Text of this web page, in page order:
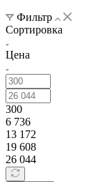
Фильтр
Сортировка
Цена
300
6 736
13 172
19 608
26 044